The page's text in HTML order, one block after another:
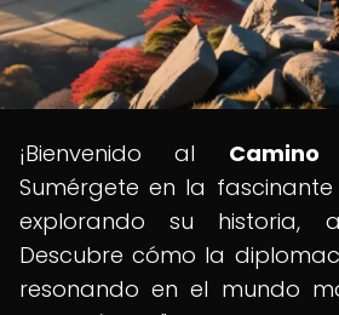
¡Bienvenido al
Sumérgete en la
explorando su historia,
Descubre cómo la
resonando en el mundo